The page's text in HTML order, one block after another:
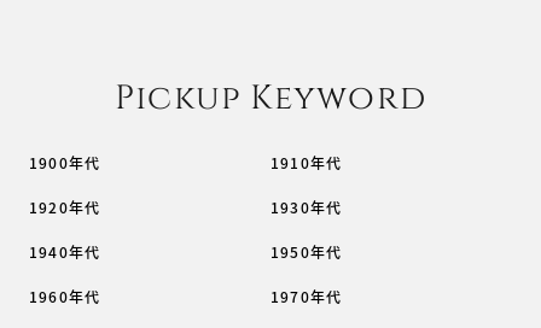
Pickup Keyword
1900年代 1910年代
1920年代 1930年代
1940年代 1950年代
1960年代 1970年代